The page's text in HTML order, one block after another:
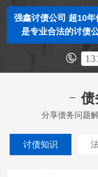
强鑫讨债公司 超10
是专业合法的讨债
债
分享债务问题
讨债知识